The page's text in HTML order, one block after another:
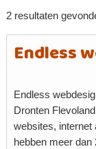
2 resultaten
Endless
Endless
Dronten
websites, internet
hebben meer dan